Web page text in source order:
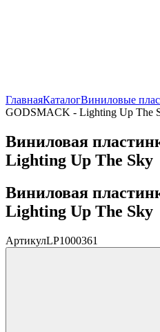
ГлавнаяКаталогВиниловые
GODSMACK - Lighting Up The
Виниловая
Lighting Up The Sky
Виниловая
Lighting Up The Sky
АртикулLP1000361